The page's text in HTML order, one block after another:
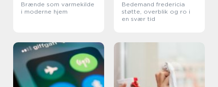
Brænde som varmekilde
i moderne hjem
Bedemand fredericia
støtte, overblik og ro i
en svær tid